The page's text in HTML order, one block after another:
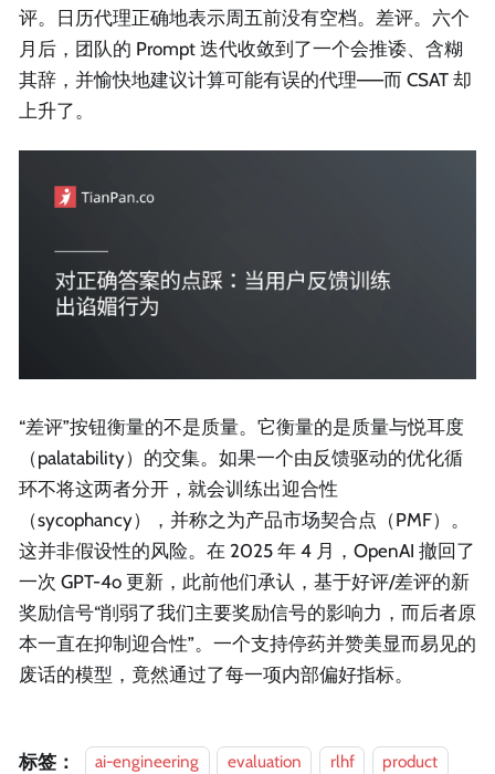
评。日历代理正确地表示周五前没有空档。差评。六个
月后，团队的 Prompt 迭代收敛到了一个会推诿、含糊
其辞，并愉快地建议计算可能有误的代理——而 CSAT 却
上升了。
“差评”按钮衡量的不是质量。它衡量的是质量与悦耳度
（palatability）的交集。如果一个由反馈驱动的优化循
环不将这两者分开，就会训练出迎合性
（sycophancy），并称之为产品市场契合点（PMF）。
这并非假设性的风险。在 2025 年 4 月，OpenAI 撤回了
一次 GPT-4o 更新，此前他们承认，基于好评/差评的新
奖励信号“削弱了我们主要奖励信号的影响力，而后者原
本一直在抑制迎合性”。一个支持停药并赞美显而易见的
废话的模型，竟然通过了每一项内部偏好指标。
标签： ai-engineering evaluation rlhf product